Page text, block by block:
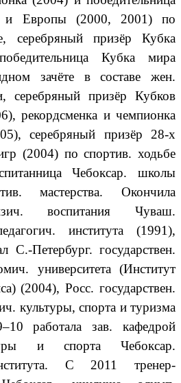
и Европы (2000, 2001) по
серебряный призёр Кубка
Кубка мира
зачёте в сос­таве жен­.
серебряный призёр Кубков
ре­корд­сменка и чемпионка
серебряный призёр 28-х
(2004) по спортив. хо­дьбе
Чебоксар. школы
мастерства. Окончила
воспитания Чуваш.
института (1991),
С.-Петербург. государствен.
университета (Институт
(2004), Росс. государствен.
культуры, спорта и туризма
работала зав. кафедрой
и спорта Чебоксар.
С 2011 тренер-